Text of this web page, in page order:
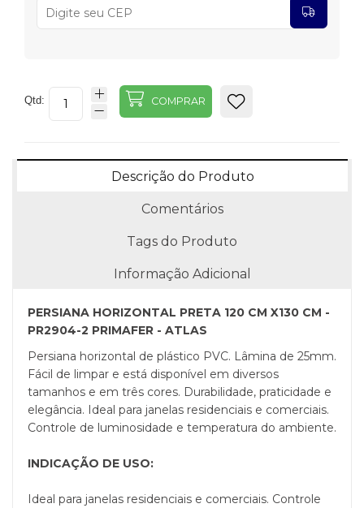
Qtd: COMPRAR
Descrição do Produto
Comentários
Tags do Produto
Informação Adicional
PERSIANA HORIZONTAL PRETA 120 CM X130 CM -
PR2904-2 PRIMAFER - ATLAS
Persiana horizontal de plástico PVC. Lâmina de 25mm.
Fácil de limpar e está disponível em diversos
tamanhos e em três cores. Durabilidade, praticidade e
elegância. Ideal para janelas residenciais e comerciais.
Controle de luminosidade e temperatura do ambiente.
INDICAÇÃO DE USO:
Ideal para janelas residenciais e comerciais. Controle